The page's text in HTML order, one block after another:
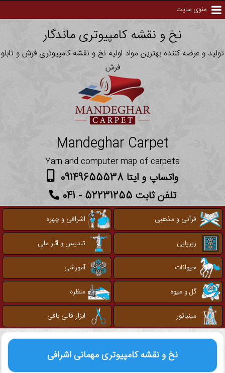
منوی سایت
نخ و نقشه کامپیوتری ماندگار
تولید و عرضه کننده بهترین مواد اولیه نخ و نقشه کامپیوتری فرش و تابلو
فرش
Mandeghar Carpet
Yarn and computer map of carpets
واتساپ و ایتا 09149655538
تلفن ثابت 52231255 - 041
قرآنی و مذهبی
اشرافی و چهره
زیرپایی
تندیس و آثار ملی
حیوانات
آموزشی
گل و میوه
منظره
مینیاتور
ابزار قالی بافی
نخ و نقشه کامپیوتریمهمانی اشرافی